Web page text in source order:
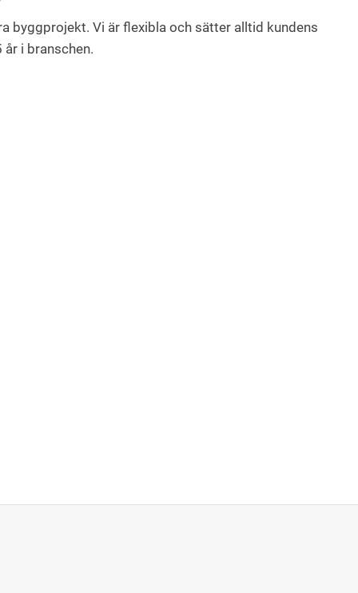
byggprojekt. Vi är flexibla och sätter alltid kundens
år i branschen.